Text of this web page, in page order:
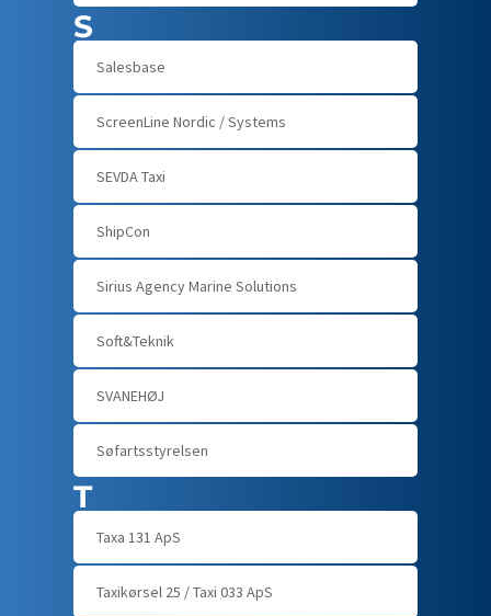
S
Salesbase
ScreenLine Nordic / Systems
SEVDA Taxi
ShipCon
Sirius Agency Marine Solutions
Soft&Teknik
SVANEHØJ
Søfartsstyrelsen
T
Taxa 131 ApS
Taxikørsel 25 / Taxi 033 ApS